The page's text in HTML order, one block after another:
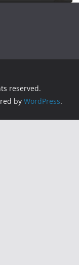
reserved.
by WordPress.